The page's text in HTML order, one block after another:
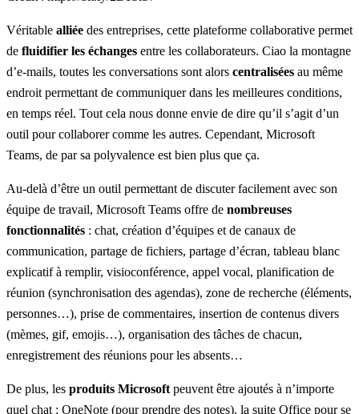
Véritable alliée des entreprises, cette plateforme collaborative permet
de fluidifier les échanges entre les collaborateurs. Ciao la montagne
d’e-mails, toutes les conversations sont alors centralisées au même
endroit permettant de communiquer dans les meilleures conditions,
en temps réel. Tout cela nous donne envie de dire qu’il s’agit d’un
outil pour collaborer comme les autres. Cependant, Microsoft
Teams, de par sa polyvalence est bien plus que ça.
Au-delà d’être un outil permettant de discuter facilement avec son
équipe de travail, Microsoft Teams offre de nombreuses
fonctionnalités : chat, création d’équipes et de canaux de
communication, partage de fichiers, partage d’écran, tableau blanc
explicatif à remplir, visioconférence, appel vocal, planification de
réunion (synchronisation des agendas), zone de recherche (éléments,
personnes…), prise de commentaires, insertion de contenus divers
(mèmes, gif, emojis…), organisation des tâches de chacun,
enregistrement des réunions pour les absents…
De plus, les produits Microsoft peuvent être ajoutés à n’importe
quel chat : OneNote (pour prendre des notes), la suite Office pour se